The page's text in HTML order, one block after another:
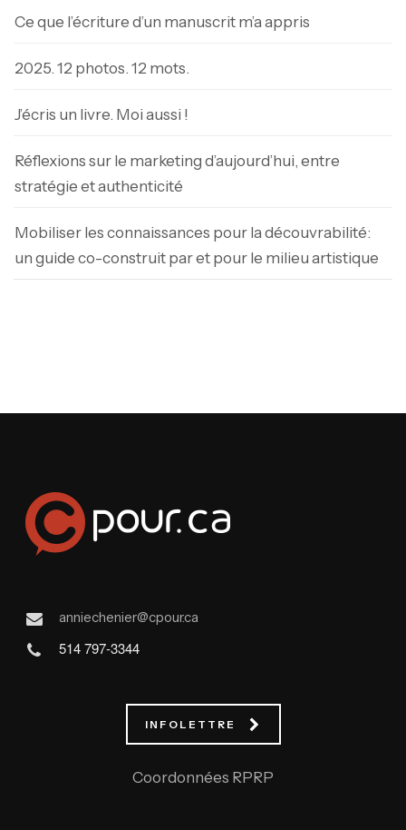
Ce que l’écriture d’un manuscrit m’a appris
2025. 12 photos. 12 mots.
J’écris un livre. Moi aussi !
Réflexions sur le marketing d’aujourd’hui, entre
stratégie et authenticité
Mobiliser les connaissances pour la découvrabilité:
un guide co-construit par et pour le milieu artistique
anniechenier@cpour.ca
514 797-3344
INFOLETTRE
Coordonnées RPRP